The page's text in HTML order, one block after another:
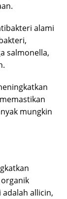
alami
salmonella,
mungkin
allicin,